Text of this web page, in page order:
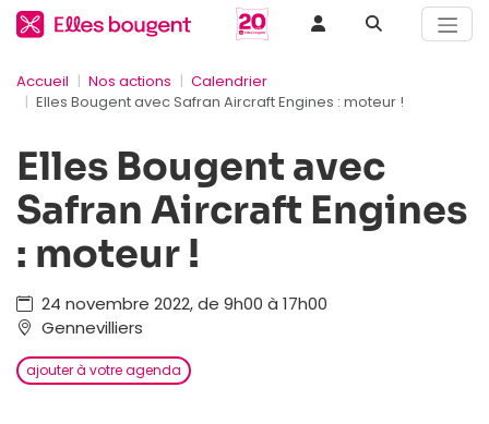
Accueil Nos actions
Calendrier
Elles Bougent avec Safran Aircraft Engines : moteur !
Elles Bougent avec
Safran Aircraft Engines
: moteur !
24 novembre 2022, de 9h00 à 17h00
Gennevilliers
ajouter à votre agenda